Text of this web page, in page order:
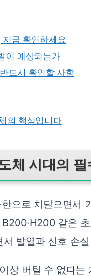
금 확인하세요
이 예상되는가
드시 확인할 사항
의 핵심입니다
체 시대의
으로 치달으면서
같은
발열과 신호 손
상 버틸 수 없다는